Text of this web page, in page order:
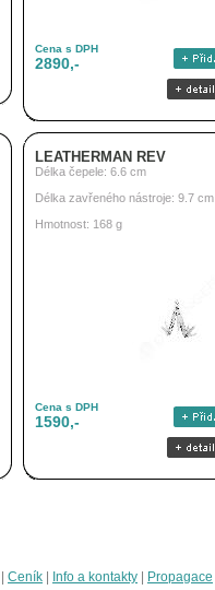
Cena s DPH
2890,-
LEATHERMAN REV
Délka čepele: 6.6 cm
Délka zavřeného nástroje: 9.7 cm
Hmotnost: 168 g
Cena s DPH
1590,-
Ceník Info a kontakty Propagace